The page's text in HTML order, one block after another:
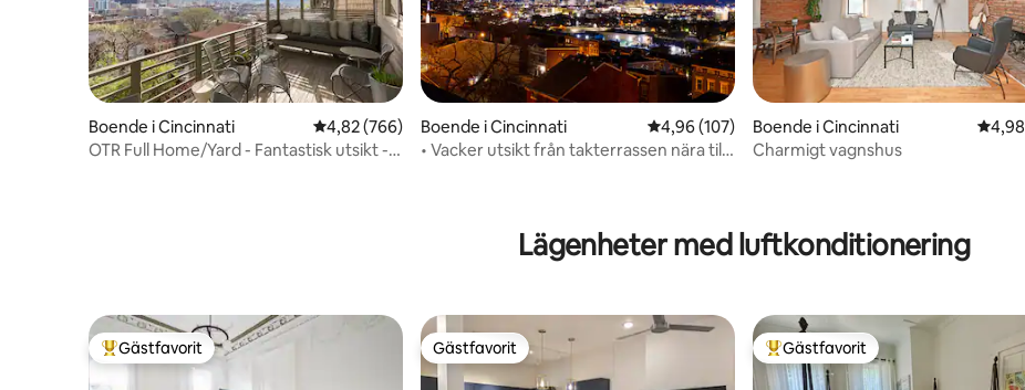
Boende i Cincinnati 4,82 av 5 i genomsnittligt betyg, 766 omdömen
4,82 (766)
OTR Full Home/Yard - Fantastisk utsikt -
Boende i Cincinnati 4,96 av 5 i genomsnittligt betyg, 107 omdömen
4,96 (107)
• Vacker utsikt från takterrassen nära till
Boende i Cincinnati 4,98
Charmigt vagnshus
Lägenheter med luftkonditionering
Populär gästfavorit
Gästfavorit Gästfavorit
Gästfavorit Populär gästfavorit
Gästfavorit